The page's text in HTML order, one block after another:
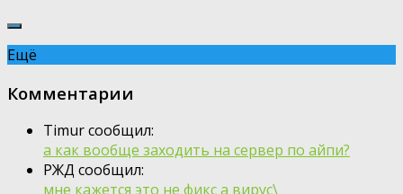
Ещё
Комментарии
Timur сообщил:
а как вообще заходить на сервер по айпи?
РЖД сообщил:
мне кажется это не фикс а вирус\